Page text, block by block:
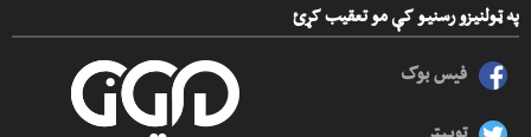
په ټولنیزو رسنیو کې مو تعقیب کړئ
فیس بوک